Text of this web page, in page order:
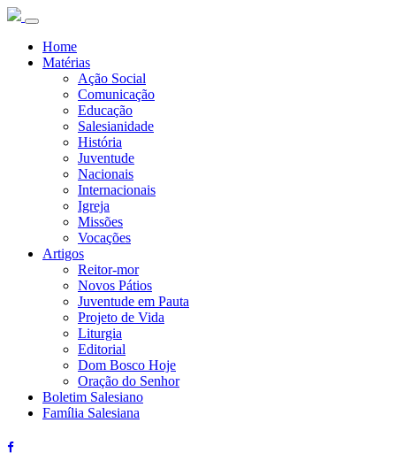
Home
Matérias
Ação Social
Comunicação
Educação
Salesianidade
História
Juventude
Nacionais
Internacionais
Igreja
Missões
Vocações
Artigos
Reitor-mor
Novos Pátios
Juventude em Pauta
Projeto de Vida
Liturgia
Editorial
Dom Bosco Hoje
Oração do Senhor
Boletim Salesiano
Família Salesiana